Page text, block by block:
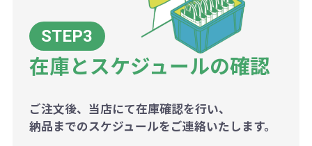
在庫とスケジュールの確認
ご注文後、当店にて在庫確認を行い、
納品までのスケジュールをご連絡いたします。